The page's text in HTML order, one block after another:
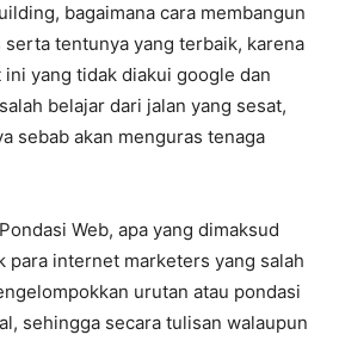
bagaimana cara membangun
tentunya yang terbaik, karena
ini yang tidak diakui google dan
belajar dari jalan yang sesat,
sebab akan menguras tenaga
Web, apa yang dimaksud
para internet marketers yang salah
urutan atau pondasi
sehingga secara tulisan walaupun